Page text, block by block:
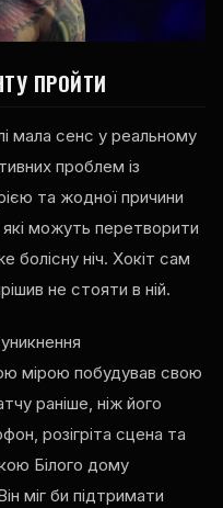
ПРОЙТИ
мала сенс у реальному
проблем із
та жодної причини
можуть перетворити
болісну ніч. Хокіт сам
не стояти в ній.
мірою побудував свою
раніше, ніж його
розігріта сцена та
Білого дому
міг би підтримати